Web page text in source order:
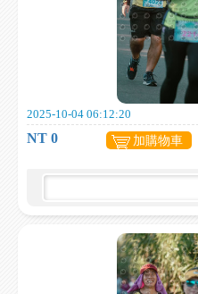
2025-10-04 06:12:20
NT 0 加購物車